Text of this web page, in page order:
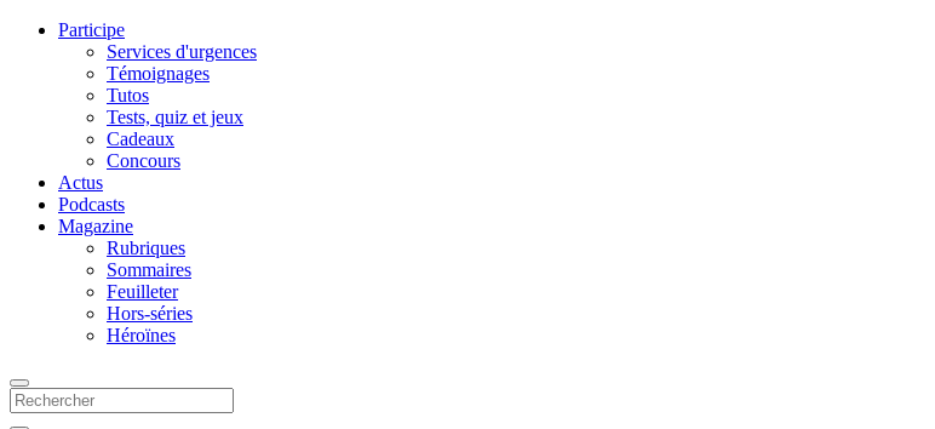
Participe
Services d'urgences
Témoignages
Tutos
Tests, quiz et jeux
Cadeaux
Concours
Actus
Podcasts
Magazine
Rubriques
Sommaires
Feuilleter
Hors-séries
Héroïnes